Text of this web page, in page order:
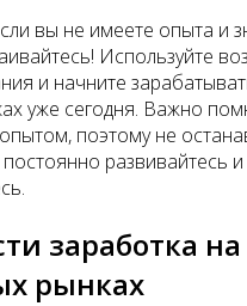
вы не имеете опыта и
Используйте
и начните
уже сегодня. Важно
поэтому не
развивайтесь и
заработка на
рынках